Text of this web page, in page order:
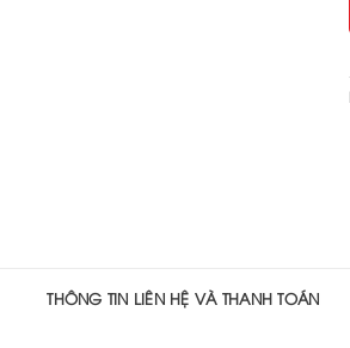
THÔNG TIN LIÊN HỆ VÀ THANH TOÁN